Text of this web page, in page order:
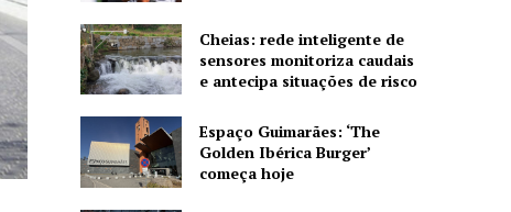
Cheias: rede inteligente de
sensores monitoriza caudais
e antecipa situações de risco
Espaço Guimarães: ‘The
Golden Ibérica Burger’
começa hoje